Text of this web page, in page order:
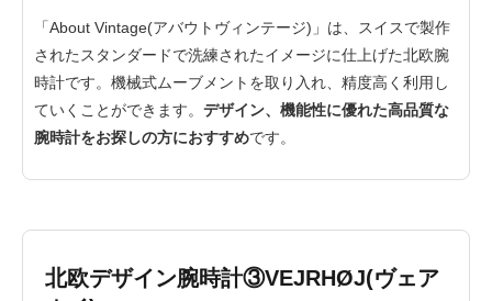
「About Vintage(アバウトヴィンテージ)」は、スイスで製作
されたスタンダードで洗練されたイメージに仕上げた北欧腕
時計です。機械式ムーブメントを取り入れ、精度高く利用し
ていくことができます。 デザイン、機能性に優れた高品質な
腕時計をお探しの方におすすめです。
北欧デザイン腕時計③VEJRHØJ(ヴェア